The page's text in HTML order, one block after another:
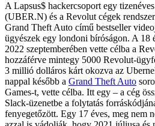
A Lapsus$ hackercsoport egy
(UBER.N) és a Revolut cégek
Grand Theft Auto című bestseller
ügyészek egy londoni bíróságon. A
2022 szeptemberében vette célba a
hozzáférve mintegy 5000 Revolut-
3 millió dolláros kárt okozva az
nappal később a Grand Theft Auto
Games-t, vette célba. Itt egy – a cég
Slack-üzenetbe a folytatás
fenyegetőzött. Egy 17 éves, meg nem